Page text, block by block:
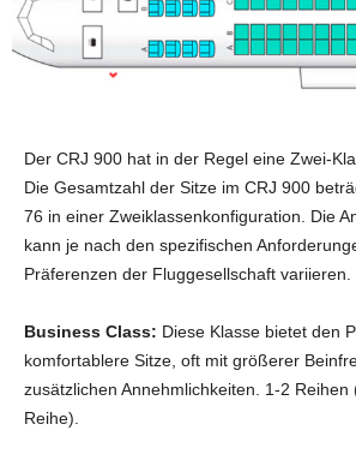
Der CRJ 900 hat in der Regel eine Zwei-
Die Gesamtzahl der Sitze im CRJ 900
76 in einer Zweiklassenkonfiguration. Die
kann je nach den spezifischen
Präferenzen der Fluggesellschaft variieren.
Business Class: Diese Klasse bietet den
komfortablere Sitze, oft mit größerer
zusätzlichen Annehmlichkeiten. 1-2 Reihen
Reihe).